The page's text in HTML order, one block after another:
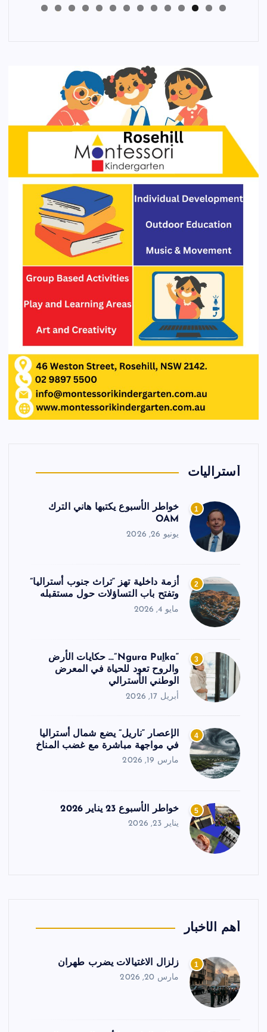
أستراليات
1
خواطر الأسبوع يكتبها هاني الترك
OAM
يونيو 26, 2026
2
أزمة داخلية تهز “تراث جنوب أستراليا”
وتفتح باب التساؤلات حول مستقبله
مايو 4, 2026
3
“Ngura Puḻka”… حكايات الأرض
والروح تعود للحياة في المعرض
الوطني الأسترالي
أبريل 17, 2026
4
الإعصار “ناريل” يضع شمال أستراليا
في مواجهة مباشرة مع غضب المناخ
مارس 19, 2026
5 خواطر الأسبوع 23 يناير 2026
يناير 23, 2026
أهم الأخبار
1 زلزال الاغتيالات يضرب طهران
مارس 20, 2026